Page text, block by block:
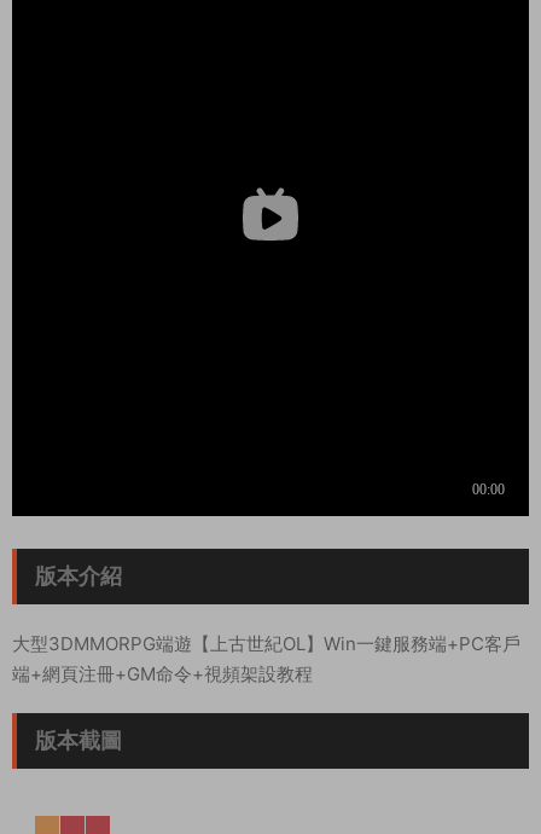
版本介紹
大型3DMMORPG端遊【上古世紀OL】Win一鍵服務端+PC客戶
端+網頁注冊+GM命令+視頻架設教程
版本截圖